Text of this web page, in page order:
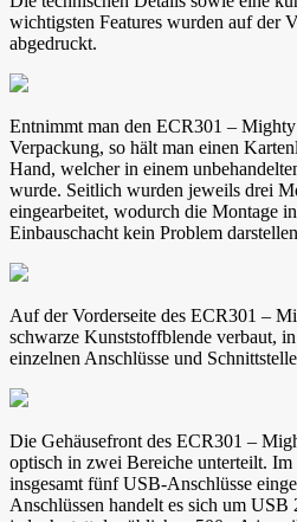
wichtigsten Features wurden auf der
abgedruckt.
Entnimmt man den ECR301 – Mighty
Verpackung, so hält man einen
Hand, welcher in einem
wurde. Seitlich wurden jeweils drei
eingearbeitet, wodurch die Montage
Einbauschacht kein Problem
Auf der Vorderseite des ECR301 –
schwarze Kunststoffblende verbaut,
einzelnen Anschlüsse und
Die Gehäusefront des ECR301 –
optisch in zwei Bereiche unterteilt.
insgesamt fünf USB-Anschlüsse
Anschlüssen handelt es sich um USB